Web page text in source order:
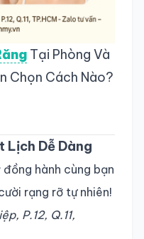
Tại Phòng Và
Chọn Cách Nào?
Lịch Dễ Dàng
hành cùng bạn
rạng rỡ tự nhiên!
P.12, Q.11,